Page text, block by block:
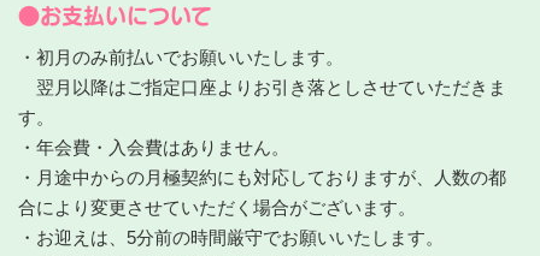
●お支払いについて
・初月のみ前払いでお願いいたします。
翌月以降はご指定口座よりお引き落としさせていただきま
す。
・年会費・入会費はありません。
・月途中からの月極契約にも対応しておりますが、人数の都
合により変更させていただく場合がございます。
・お迎えは、5分前の時間厳守でお願いいたします。